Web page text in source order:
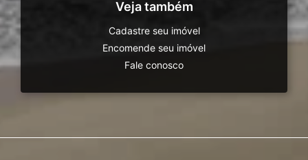
Veja também
Cadastre seu imóvel
Encomende seu imóvel
Fale conosco